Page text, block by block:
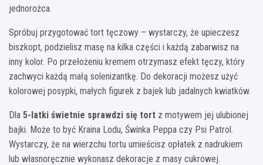
jednorożca.
Spróbuj przygotować tort tęczowy – wystarczy, że upieczesz
biszkopt, podzielisz masę na kilka części i każdą zabarwisz na
inny kolor. Po przełożeniu kremem otrzymasz efekt tęczy, który
zachwyci każdą małą solenizantkę. Do dekoracji możesz użyć
kolorowej posypki, małych figurek z bajek lub jadalnych kwiatków.
Dla 5-latki świetnie sprawdzi się tort z motywem jej ulubionej
bajki. Może to być Kraina Lodu, Świnka Peppa czy Psi Patrol.
Wystarczy, że na wierzchu tortu umieścisz opłatek z nadrukiem
lub własnoręcznie wykonasz dekoracje z masy cukrowej.